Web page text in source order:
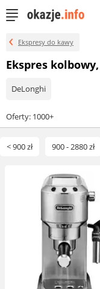
Ekspresy do kawy
Ekspres
DeLonghi
Oferty: 1000+
< 900 zł 900 - 2880 zł